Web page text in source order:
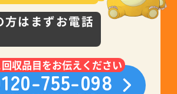
方はまずお電話
755-098
収品目をお伝えください